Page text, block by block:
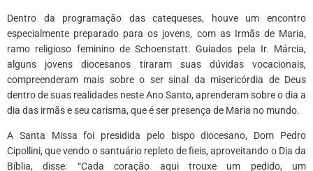
Dentro da programação das catequeses, houve um encontro
especialmente preparado para os jovens, com as Irmãs de Maria,
ramo religioso feminino de Schoenstatt. Guiados pela Ir. Márcia,
alguns jovens diocesanos tiraram suas dúvidas vocacionais,
compreenderam mais sobre o ser sinal da misericórdia de Deus
dentro de suas realidades neste Ano Santo, aprenderam sobre o dia a
dia das irmãs e seu carisma, que é ser presença de Maria no mundo.
A Santa Missa foi presidida pelo bispo diocesano, Dom Pedro
Cipollini, que vendo o santuário repleto de fieis, aproveitando o Dia da
Bíblia, disse: “Cada coração aqui trouxe um pedido, um